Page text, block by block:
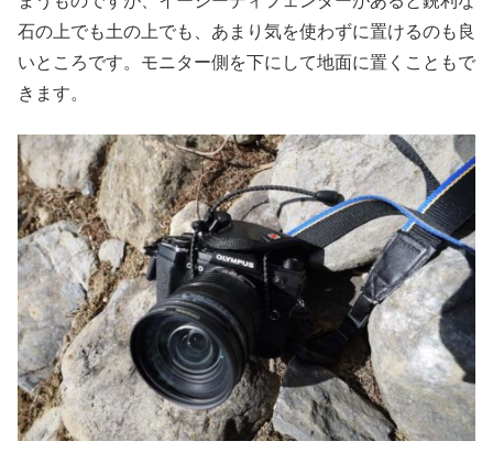
石の上でも土の上でも、あまり気を使わずに置けるのも良
いところです。モニター側を下にして地面に置くこともで
きます。